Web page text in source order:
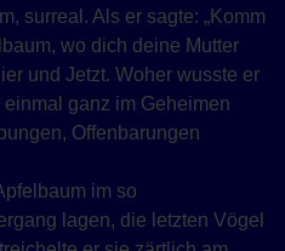
surreal. Als er sagte: „Komm
wo dich deine Mutter
und Jetzt. Woher wusste er
ganz im Geheimen
Offenbarungen
im so
lagen, die letzten Vögel